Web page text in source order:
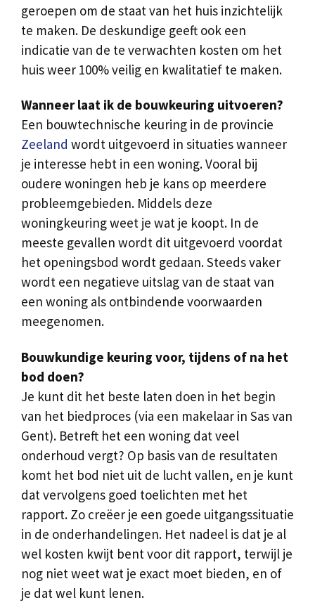
geroepen om de staat van het huis inzichtelijk
te maken. De deskundige geeft ook een
indicatie van de te verwachten kosten om het
huis weer 100% veilig en kwalitatief te maken.
Wanneer laat ik de bouwkeuring uitvoeren?
Een bouwtechnische keuring in de provincie
Zeeland wordt uitgevoerd in situaties wanneer
je interesse hebt in een woning. Vooral bij
oudere woningen heb je kans op meerdere
probleemgebieden. Middels deze
woningkeuring weet je wat je koopt. In de
meeste gevallen wordt dit uitgevoerd voordat
het openingsbod wordt gedaan. Steeds vaker
wordt een negatieve uitslag van de staat van
een woning als ontbindende voorwaarden
meegenomen.
Bouwkundige keuring voor, tijdens of na het
bod doen?
Je kunt dit het beste laten doen in het begin
van het biedproces (via een makelaar in Sas van
Gent). Betreft het een woning dat veel
onderhoud vergt? Op basis van de resultaten
komt het bod niet uit de lucht vallen, en je kunt
dat vervolgens goed toelichten met het
rapport. Zo creëer je een goede uitgangssituatie
in de onderhandelingen. Het nadeel is dat je al
wel kosten kwijt bent voor dit rapport, terwijl je
nog niet weet wat je exact moet bieden, en of
je dat wel kunt lenen.